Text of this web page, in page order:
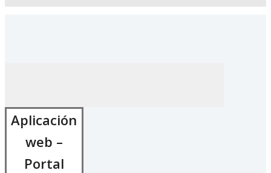
Aplicación
web –
Portal